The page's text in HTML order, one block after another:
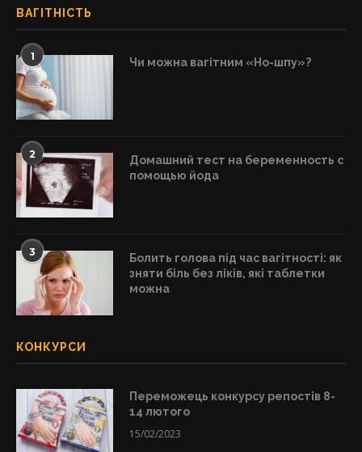
ВАГІТНІСТЬ
1 Чи можна вагітним «Но-шпу»?
2
Домашний тест на беременность с
помощью йода
3
Болить голова під час вагітності: як
зняти біль без ліків, які таблетки
можна
КОНКУРСИ
Переможець конкурсу репостів 8-
14 лютого
15/02/2023